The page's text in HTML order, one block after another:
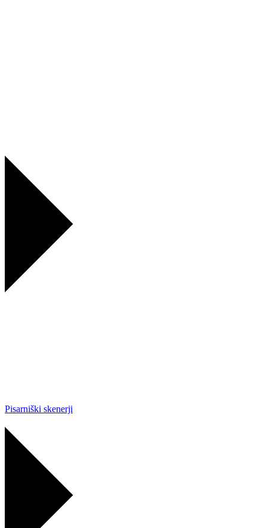
Pisarniški skenerji